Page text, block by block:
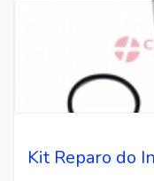
Kit Reparo do